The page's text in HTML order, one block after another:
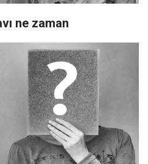
ne zaman